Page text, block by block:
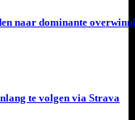
naar dominante
te volgen via Strava